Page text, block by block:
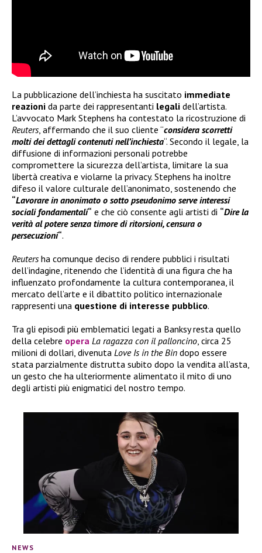
La pubblicazione dell’inchiesta ha suscitato immediate
reazioni da parte dei rappresentanti legali dell’artista.
L’avvocato Mark Stephens ha contestato la ricostruzione di
Reuters, affermando che il suo cliente “considera scorretti
molti dei dettagli contenuti nell’inchiesta“. Secondo il legale, la
diffusione di informazioni personali potrebbe
compromettere la sicurezza dell’artista, limitare la sua
libertà creativa e violarne la privacy. Stephens ha inoltre
difeso il valore culturale dell’anonimato, sostenendo che
“Lavorare in anonimato o sotto pseudonimo serve interessi
sociali fondamentali“ e che ciò consente agli artisti di “Dire la
verità al potere senza timore di ritorsioni, censura o
persecuzioni“.
Reutersha comunque deciso di rendere pubblici i risultati
dell’indagine, ritenendo che l’identità di una figura che ha
influenzato profondamente la cultura contemporanea, il
mercato dell’arte e il dibattito politico internazionale
rappresenti una questione di interesse pubblico.
Tra gli episodi più emblematici legati a Banksy resta quello
della celebre opera La ragazza con il palloncino, circa 25
milioni di dollari, divenuta Love Is in the Bin dopo essere
stata parzialmente distrutta subito dopo la vendita all’asta,
un gesto che ha ulteriormente alimentato il mito di uno
degli artisti più enigmatici del nostro tempo.
NEWS